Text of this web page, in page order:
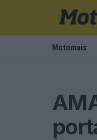
Motomais